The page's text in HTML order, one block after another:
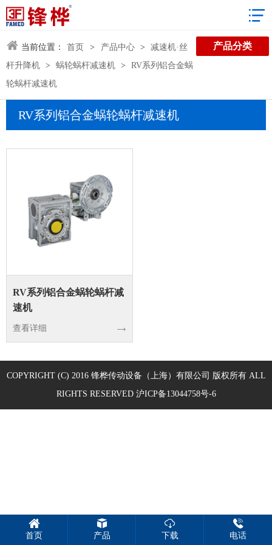
当前位置： 首页 > 产品中心 >
减速机·丝
杆升降机 > 蜗轮蜗杆减速机 >
RV系列铝合金蜗
轮蜗杆减速机
3D数据库
产品分类
RV系列铝合金蜗轮蜗杆减速机
RV系列铝合金蜗轮蜗杆减
速机
查看详细
COPYRIGHT (C) 2016 锋桦传动设备（上海）有限公司 版权所有 ALL
RIGHTS RESERVED 沪ICP备13044758号-6
首页 产品 下载 电话